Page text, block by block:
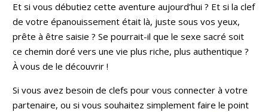
Et si vous débutiez cette aventure aujourd’hui ? Et si la clef
de votre épanouissement était là, juste sous vos yeux,
prête à être saisie ? Se pourrait-il que le sexe sacré soit
ce chemin doré vers une vie plus riche, plus authentique ?
À vous de le découvrir !
Si vous avez besoin de clefs pour vous connecter à votre
partenaire, ou si vous souhaitez simplement faire le point